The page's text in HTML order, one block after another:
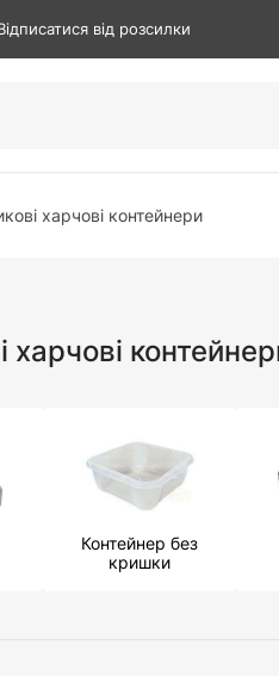
від розсилки
харчові контейнери
харчові
Контейнер без
кришки